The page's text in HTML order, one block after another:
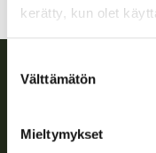
kerätty, kun olet
valinta
Välttämätön
Mieltymykset
Suomen riistakeskus